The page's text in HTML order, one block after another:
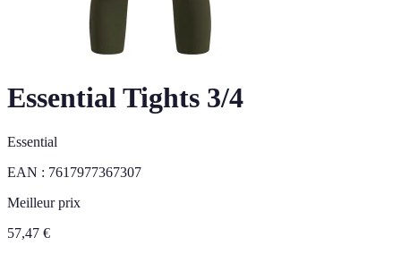
Essential Tights 3/4
Essential
EAN : 7617977367307
Meilleur prix
57,47 €